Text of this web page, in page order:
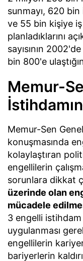
sunmayı, 620
ve 55 bin kişiye
planladıklarını
sayısının
bin 800'e
Memur-
Memur-Sen
konuşmasında
kolaylaştıran
engellilerin
sorunlara dikkat
üzerinde olan
mücadele
3 engelli
uygulanması
engellilerin
bariyerlerin